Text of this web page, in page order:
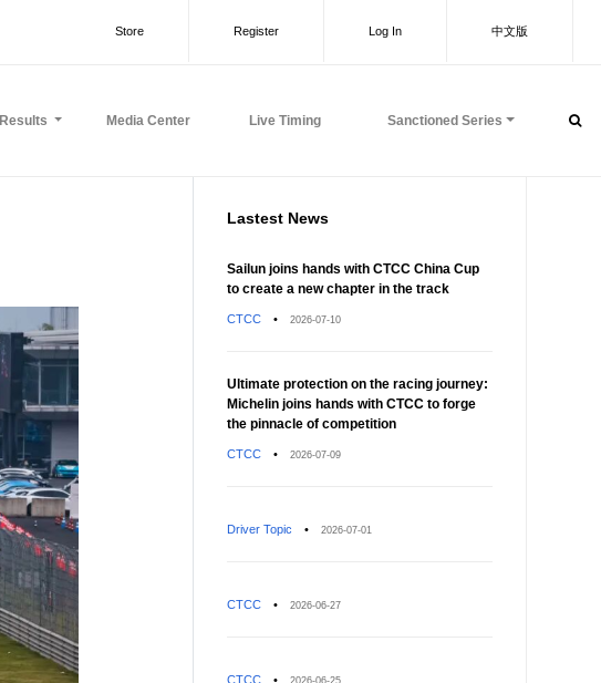
中文版
Log In
Register
Store
Results Media Center Live Timing Sanctioned Series
Lastest News
Sailun joins hands with CTCC China Cup
to create a new chapter in the track
CTCC • 2026-07-10
Ultimate protection on the racing journey:
Michelin joins hands with CTCC to forge
the pinnacle of competition
CTCC • 2026-07-09
Driver Topic • 2026-07-01
CTCC • 2026-06-27
CTCC • 2026-06-25